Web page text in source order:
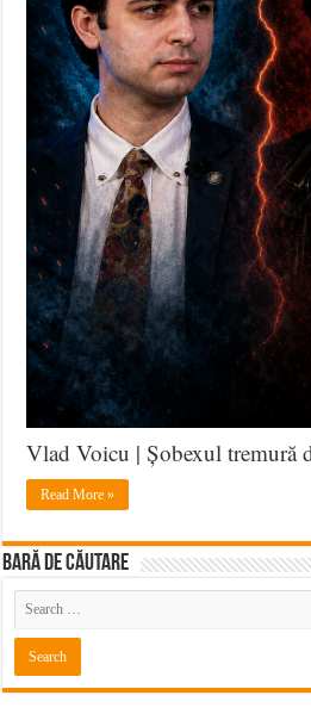
Vlad Voicu | Șobexul tremură
Read More »
BARĂ DE CĂUTARE